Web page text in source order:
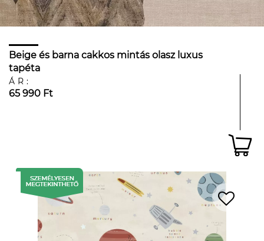
Beige és barna cakkos mintás olasz luxus
tapéta
ÁR:
65 990 Ft